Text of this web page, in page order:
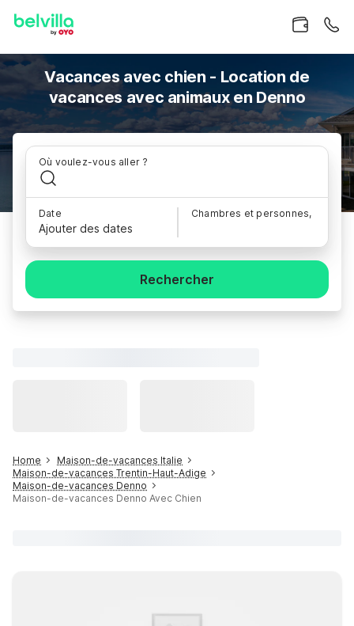
Vacances avec chien - Location de
vacances avec animaux en Denno
Où voulez-vous aller ?
Date
Ajouter des dates
Chambres et personnes,
Rechercher
Home
Maison-de-vacances Italie
Maison-de-vacances Trentin-Haut-Adige
Maison-de-vacances Denno
Maison-de-vacances Denno Avec Chien